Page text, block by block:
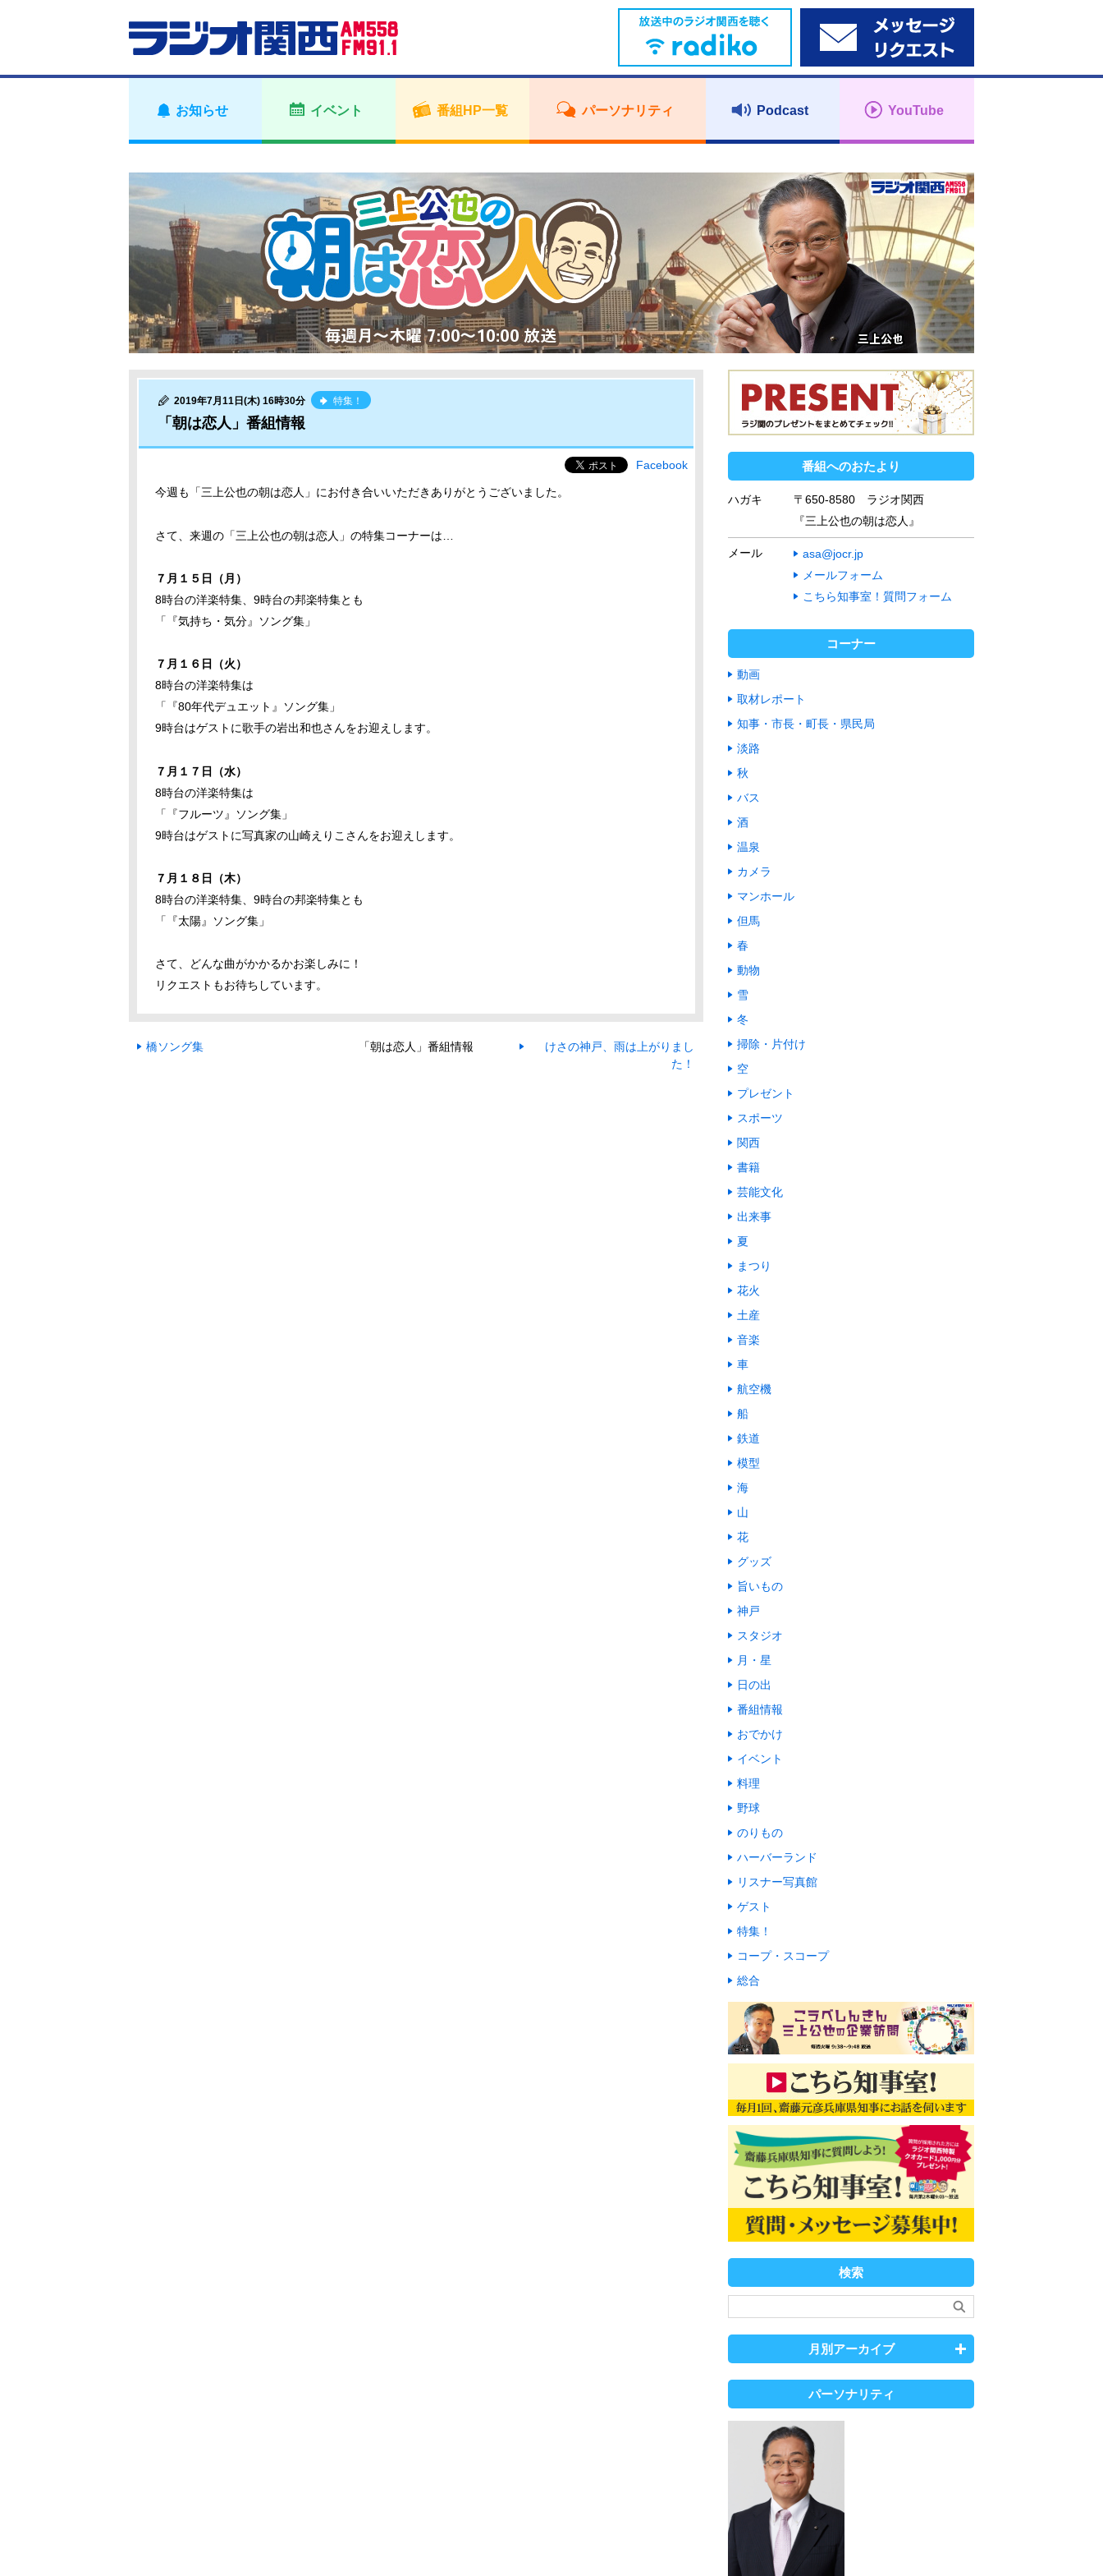
お知らせ イベント 番組HP一覧 パーソナリティ Podcast YouTube
2019年7月11日(木) 16時30分 特集！
「朝は恋人」番組情報
Facebook
今週も「三上公也の朝は恋人」にお付き合いいただきありがとうございました。
さて、来週の「三上公也の朝は恋人」の特集コーナーは…
７月１５日（月）
8時台の洋楽特集、9時台の邦楽特集とも
「『気持ち・気分』ソング集」
７月１６日（火）
8時台の洋楽特集は
「『80年代デュエット』ソング集」
9時台はゲストに歌手の岩出和也さんをお迎えします。
７月１７日（水）
8時台の洋楽特集は
「『フルーツ』ソング集」
9時台はゲストに写真家の山崎えりこさんをお迎えします。
７月１８日（木）
8時台の洋楽特集、9時台の邦楽特集とも
「『太陽』ソング集」
さて、どんな曲がかかるかお楽しみに！
リクエストもお待ちしています。
橋ソング集 「朝は恋人」番組情報
けさの神戸、雨は上がりまし
た！
番組へのおたより
ハガキ
〒650-8580 ラジオ関西
『三上公也の朝は恋人』
メール
asa@jocr.jp
メールフォーム
こちら知事室！質問フォーム
コーナー
動画
取材レポート
知事・市長・町長・県民局
淡路
秋
バス
酒
温泉
カメラ
マンホール
但馬
春
動物
雪
冬
掃除・片付け
空
プレゼント
スポーツ
関西
書籍
芸能文化
出来事
夏
まつり
花火
土産
音楽
車
航空機
船
鉄道
模型
海
山
花
グッズ
旨いもの
神戸
スタジオ
月・星
日の出
番組情報
おでかけ
イベント
料理
野球
のりもの
ハーバーランド
リスナー写真館
ゲスト
特集！
コープ・スコープ
総合
検索
月別アーカイブ
パーソナリティ